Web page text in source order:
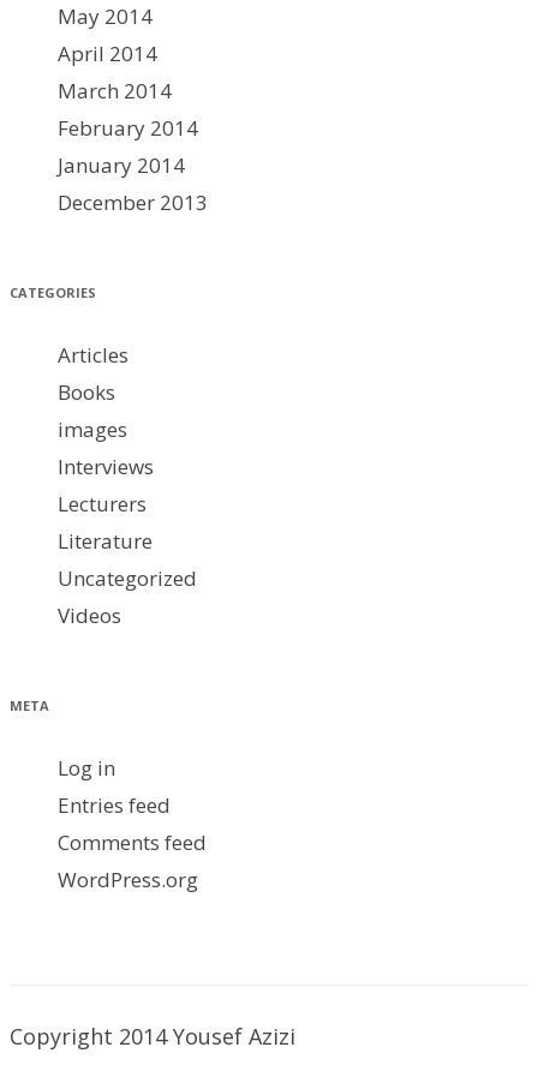
May 2014
April 2014
March 2014
February 2014
January 2014
December 2013
CATEGORIES
Articles
Books
images
Interviews
Lecturers
Literature
Uncategorized
Videos
META
Log in
Entries feed
Comments feed
WordPress.org
Copyright 2014 Yousef Azizi